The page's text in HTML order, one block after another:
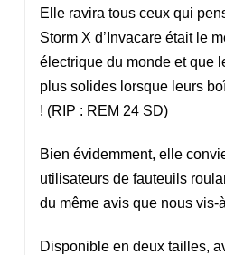
Elle ravira tous ceux qui
Storm X d’Invacare était le
électrique du monde et que
plus solides lorsque leurs
! (RIP : REM 24 SD)
Bien évidemment, elle
utilisateurs de fauteuils
du même avis que nous vis-
Disponible en deux tailles,